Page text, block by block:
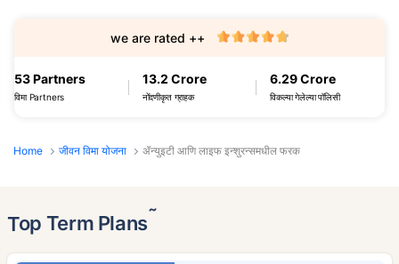
53 Partners
विमा Partners
13.2 Crore
नोंदणीकृत ग्राहक
6.29 Crore
विकल्या गेलेल्या पॉलिसी
we are rated ++
Home जीवन विमा योजना ॲन्युइटी आणि लाइफ इन्शुरन्समधील फरक
Top Term Plans˜